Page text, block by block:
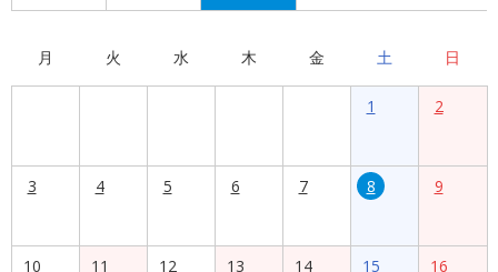
月 火 水 木 金 土 日
1 2
3 4 5 6 7 8 9
10
11
12
13
14
15
16